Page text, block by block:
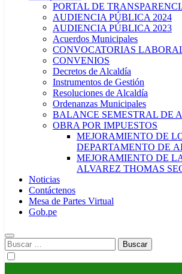
PORTAL DE
AUDIENCIA PÚBLICA 2024
AUDIENCIA PÚBLICA 2023
Acuerdos Municipales
CONVOCATORIAS
CONVENIOS
Decretos de Alcaldía
Instrumentos de Gestión
Resoluciones de Alcaldía
Ordenanzas Municipales
BALANCE SEMESTRAL DE
OBRA POR IMPUESTOS
MEJORAMIENTO DE
DEPARTAMENTO DE
MEJORAMIENTO DE
ALVAREZ THOMAS
Noticias
Contáctenos
Mesa de Partes Virtual
Gob.pe
Buscar: